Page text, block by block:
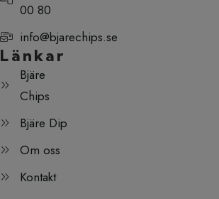
00 80
info@bjarechips.se
Länkar
Bjäre
Chips
Bjäre Dip
Om oss
Kontakt